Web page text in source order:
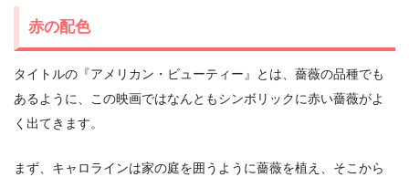
赤の配色
タイトルの『アメリカン・ビューティー』とは、薔薇の品種でも
あるように、この映画ではなんともシンボリックに赤い薔薇がよ
く出てきます。
まず、キャロラインは家の庭を囲うように薔薇を植え、そこから